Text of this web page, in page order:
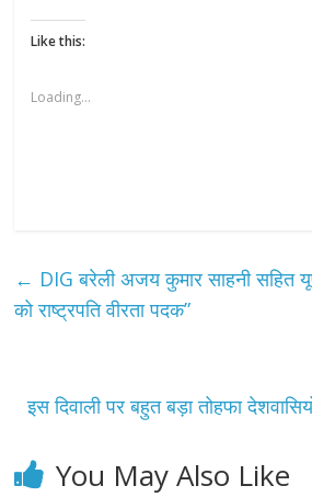
Like this:
Loading...
← DIG बरेली अजय कुमार साहनी सहित
को राष्ट्रपति वीरता पदक”
इस दिवाली पर बहुत बड़ा तोहफा
You May Also Like